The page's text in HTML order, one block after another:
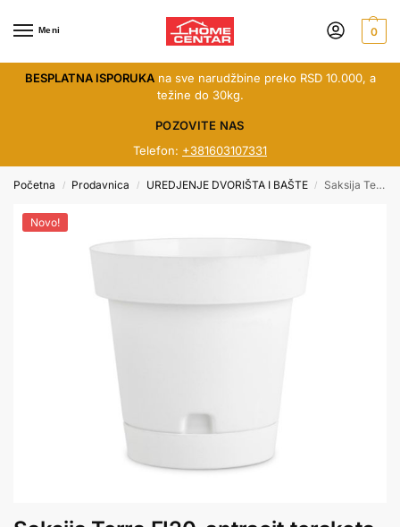
Meni 0
BESPLATNA ISPORUKAna sve narudžbine preko RSD 10.000, a
težine do 30kg.
POZOVITE NAS
Telefon: +381603107331
Početna / Prodavnica / UREDJENJE DVORIŠTA I BAŠTE / Saksija Terra FI20-antracit,terakota, bela
Novo!